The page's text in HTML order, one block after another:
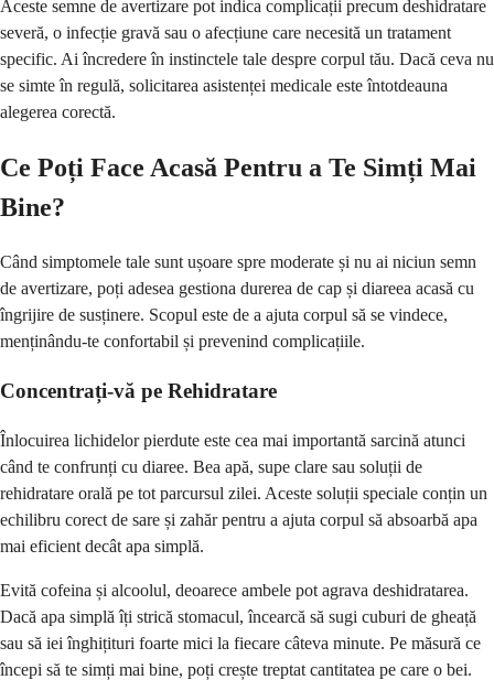
Aceste semne de avertizare pot indica complicații precum deshidratare
severă, o infecție gravă sau o afecțiune care necesită un tratament
specific. Ai încredere în instinctele tale despre corpul tău. Dacă ceva nu
se simte în regulă, solicitarea asistenței medicale este întotdeauna
alegerea corectă.
Ce Poți Face Acasă Pentru a Te Simți Mai
Bine?
Când simptomele tale sunt ușoare spre moderate și nu ai niciun semn
de avertizare, poți adesea gestiona durerea de cap și diareea acasă cu
îngrijire de susținere. Scopul este de a ajuta corpul să se vindece,
menținându-te confortabil și prevenind complicațiile.
Concentrați-vă pe Rehidratare
Înlocuirea lichidelor pierdute este cea mai importantă sarcină atunci
când te confrunți cu diaree. Bea apă, supe clare sau soluții de
rehidratare orală pe tot parcursul zilei. Aceste soluții speciale conțin un
echilibru corect de sare și zahăr pentru a ajuta corpul să absoarbă apa
mai eficient decât apa simplă.
Evită cofeina și alcoolul, deoarece ambele pot agrava deshidratarea.
Dacă apa simplă îți strică stomacul, încearcă să sugi cuburi de gheață
sau să iei înghițituri foarte mici la fiecare câteva minute. Pe măsură ce
începi să te simți mai bine, poți crește treptat cantitatea pe care o bei.